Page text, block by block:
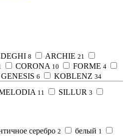
8 ARCHIE 21
CORONA 10 FORME 4
GENESIS 6 KOBLENZ 34
11 SILLUR 3
серебро 2 белый 1